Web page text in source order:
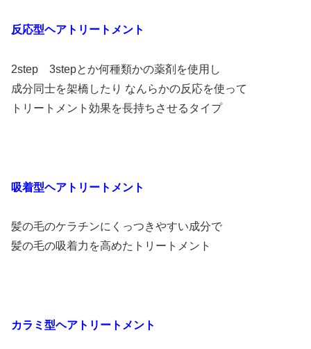
反応型ヘアトリートメント
2step 3stepとか何種類かの薬剤を使用し
成分同士を架橋したり なんらかの反応を使って
トリートメント効果を長持ちさせるタイプ
吸着型ヘアトリートメント
髪の毛のケラチンにくっつきやすい成分で
髪の毛の吸着力を高めたトリートメント
カラミ型ヘアトリートメント